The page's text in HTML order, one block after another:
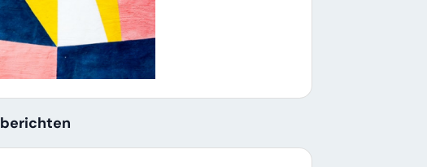
berichten